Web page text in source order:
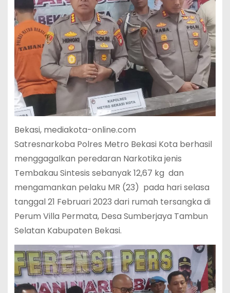
Bekasi, mediakota-online.com
Satresnarkoba Polres Metro Bekasi Kota berhasil
menggagalkan peredaran Narkotika jenis
Tembakau Sintesis sebanyak 12,67 kg dan
mengamankan pelaku MR (23) pada hari selasa
tanggal 21 Februari 2023 dari rumah tersangka di
Perum Villa Permata, Desa Sumberjaya Tambun
Selatan Kabupaten Bekasi.